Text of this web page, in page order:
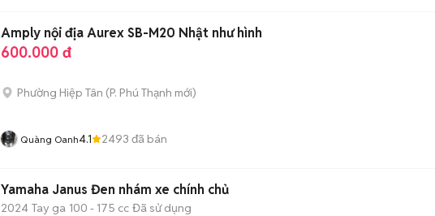
Amply nội địa Aurex SB-M20 Nhật như hình
600.000 đ
Phường Hiệp Tân (P. Phú Thạnh mới)
Quàng Oanh4.1 2493 đã bán
Yamaha Janus Đen nhám xe chính chủ
2024 Tay ga 100 - 175 cc Đã sử dụng